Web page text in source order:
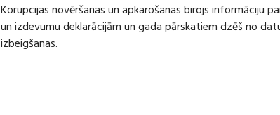
Korupcijas novēršanas un apkarošanas birojs informāciju
un izdevumu deklarācijām un gada pārskatiem dzēš no
izbeigšanas.